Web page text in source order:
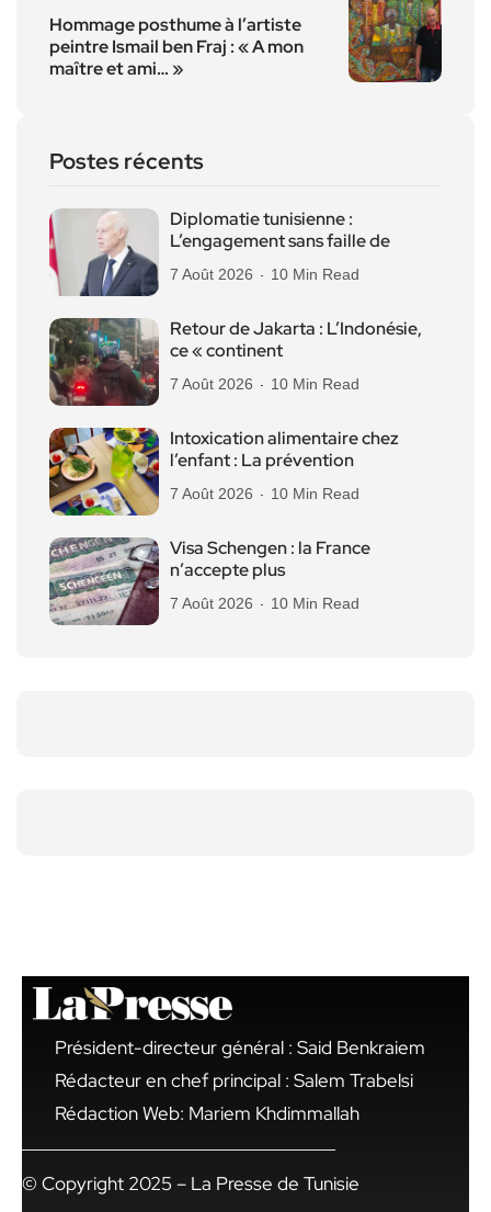
Hommage posthume à l’artiste
peintre Ismail ben Fraj : « A mon
maître et ami… »
Postes récents
Diplomatie tunisienne :
L’engagement sans faille de
7 Août 2026 10 Min Read
Retour de Jakarta : L’Indonésie,
ce « continent
7 Août 2026 10 Min Read
Intoxication alimentaire chez
l’enfant : La prévention
7 Août 2026 10 Min Read
Visa Schengen : la France
n’accepte plus
7 Août 2026 10 Min Read
Président-directeur général : Said Benkraiem
Rédacteur en chef principal : Salem Trabelsi
Rédaction Web: Mariem Khdimmallah
© Copyright 2025 – La Presse de Tunisie